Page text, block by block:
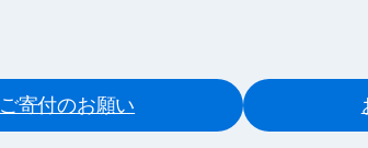
ご寄付のお願い